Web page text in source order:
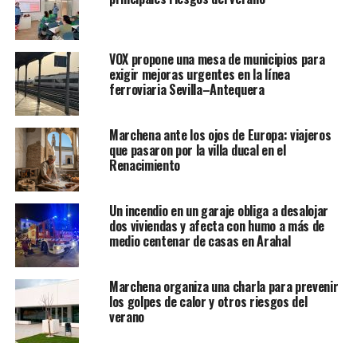
VOX propone una mesa de municipios para
exigir mejoras urgentes en la línea
ferroviaria Sevilla–Antequera
Marchena ante los ojos de Europa: viajeros
que pasaron por la villa ducal en el
Renacimiento
Un incendio en un garaje obliga a desalojar
dos viviendas y afecta con humo a más de
medio centenar de casas en Arahal
Marchena organiza una charla para prevenir
los golpes de calor y otros riesgos del
verano